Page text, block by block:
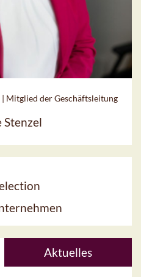
Mitglied der Geschäftsleitung
Stenzel
Aktuelles